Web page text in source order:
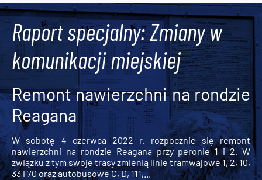
Raport specjalny: Zmiany w
komunikacji miejskiej
Remont nawierzchni na rondzie
Reagana
W sobotę 4 czerwca 2022 r. rozpocznie się remont
nawierzchni na rondzie Reagana przy peronie 1 i 2. W
związku z tym swoje trasy zmienią linie tramwajowe 1, 2, 10,
33 i 70 oraz autobusowe C, D, 111,...